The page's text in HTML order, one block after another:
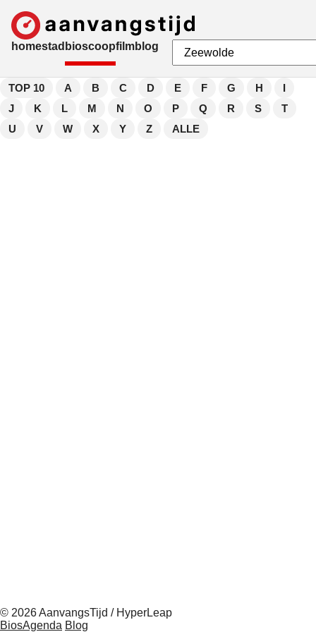
homestad bioscoopfilmblog
TOP 10 A B C D E F G H
I
J
K L M N O P Q R S
T
U
V W X Y Z ALLE
© 2026 AanvangsTijd / HyperLeap
BiosAgenda Blog